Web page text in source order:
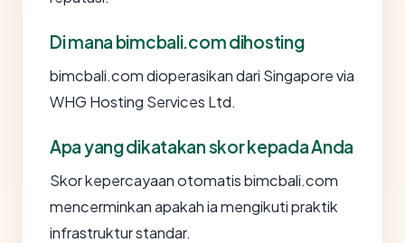
Di mana bimcbali.com dihosting
bimcbali.com dioperasikan dari Singapore via
WHG Hosting Services Ltd.
Apa yang dikatakan skor kepada Anda
Skor kepercayaan otomatis bimcbali.com
mencerminkan apakah ia mengikuti praktik
infrastruktur standar.